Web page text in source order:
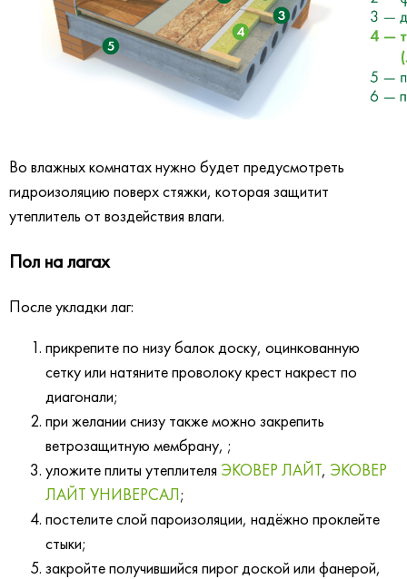
Во влажных комнатах нужно будет предусмотреть
гидроизоляцию поверх стяжки, которая защитит
утеплитель от воздействия влаги.
Пол на лагах
После укладки лаг:
прикрепите по низу балок доску, оцинкованную
сетку или натяните проволоку крест накрест по
диагонали;
при желании снизу также можно закрепить
ветрозащитную мембрану, ;
уложите плиты утеплителя ЭКОВЕР ЛАЙТ, ЭКОВЕР
ЛАЙТ УНИВЕРСАЛ;
постелите слой пароизоляции, надёжно проклейте
стыки;
закройте получившийся пирог доской или фанерой,